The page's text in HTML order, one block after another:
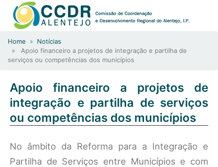
Home » Notícias
» Apoio financeiro a projetos de integração e partilha de
serviços ou competências dos municípios
Apoio financeiro a projetos de
integração e partilha de serviços
ou competências dos municípios
No âmbito da Reforma para a Integração e
Partilha de Serviços entre Municípios e com